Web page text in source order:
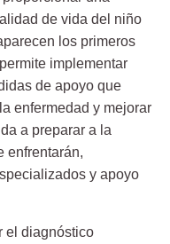
de vida del niño
los primeros
implementar
de apoyo que
enfermedad y mejorar
a preparar a la
enfrentarán,
y apoyo
el diagnóstico